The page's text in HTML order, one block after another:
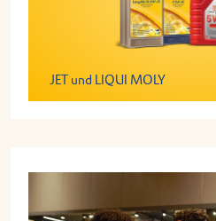
JET und LIQUI MOLY